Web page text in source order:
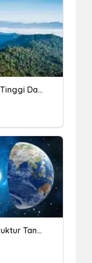
Geo F1 : BMB (Tanah Tinggi Dan Tanah Pamah)
Latihan Soal Bab. Struktur Tanah